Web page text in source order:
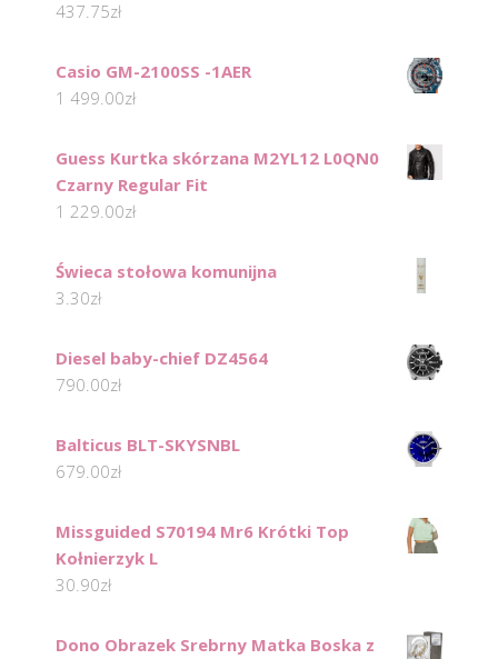
437.75zł
Casio GM-2100SS -1AER
1 499.00zł
Guess Kurtka skórzana M2YL12 L0QN0
Czarny Regular Fit
1 229.00zł
Świeca stołowa komunijna
3.30zł
Diesel baby-chief DZ4564
790.00zł
Balticus BLT-SKYSNBL
679.00zł
Missguided S70194 Mr6 Krótki Top
Kołnierzyk L
30.90zł
Dono Obrazek Srebrny Matka Boska z